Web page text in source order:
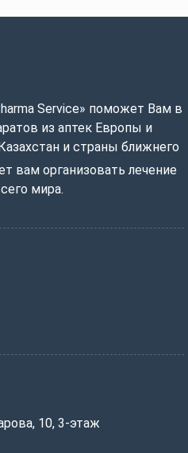
Service» поможет Вам в
из аптек Европы и
и страны ближнего
вам организовать лечение
мира.
10, 3-этаж